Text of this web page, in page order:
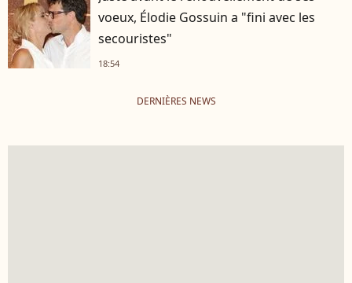
voeux, Élodie Gossuin a "fini avec les
secouristes"
18:54
DERNIÈRES NEWS